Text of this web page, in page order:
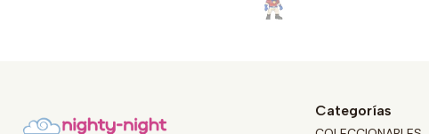
Categorías